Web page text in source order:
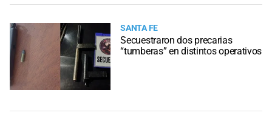
SANTA FE
Secuestraron dos precarias
“tumberas” en distintos operativos